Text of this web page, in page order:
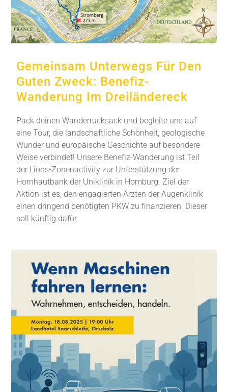
Gemeinsam Unterwegs Für Den
Guten Zweck: Benefiz-
Wanderung Im Dreiländereck
Pack deinen Wanderrucksack und begleite uns auf
eine Tour, die landschaftliche Schönheit, geologische
Wunder und europäische Geschichte auf besondere
Weise verbindet! Unsere Benefiz-Wanderung ist Teil
der Lions-Zonenactivity zur Unterstützung der
Hornhautbank der Uniklinik in Homburg. Ziel der
Aktion ist es, den engagierten Ärzten der Augenklinik
einen dringend benötigten PKW zu finanzieren. Dieser
soll künftig dafür